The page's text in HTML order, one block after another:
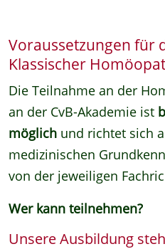
Voraussetzungen für
Klassischer
Die Teilnahme an der
an der CvB-Akademie ist
möglich und richtet sich
medizinischen
von der jeweiligen
Wer kann teilnehmen?
Unsere Ausbildung